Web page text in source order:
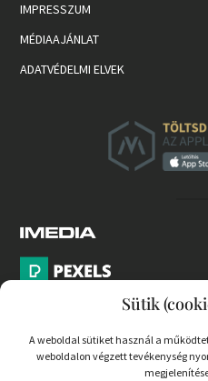
Sütik
A weboldal sütiket használ a
weboldalon végzett tevékenység
IMPRESSZUM
MÉDIAAJÁNLAT
ADATVÉDELMI ELVEK
PARTNEREK